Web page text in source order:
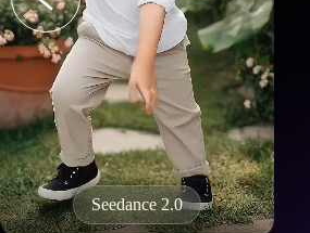
Seedance 2.0